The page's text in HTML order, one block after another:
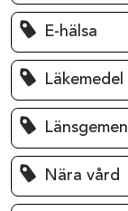
E-hälsa
Läkemedel
Nära vård